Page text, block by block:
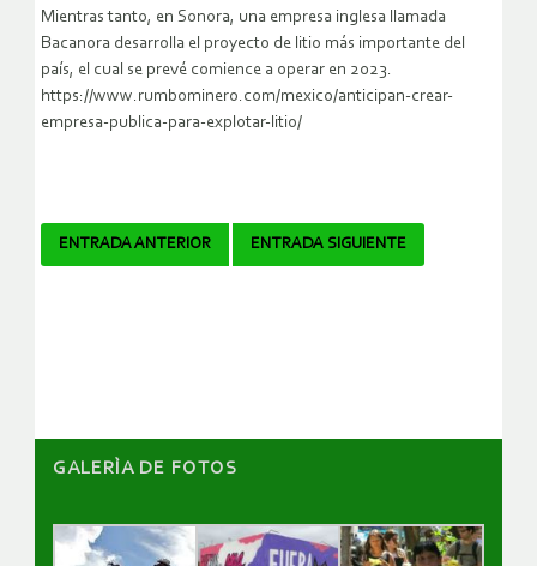
Mientras tanto, en Sonora, una empresa inglesa llamada
Bacanora desarrolla el proyecto de litio más importante del
país, el cual se prevé comience a operar en 2023.
https://www.rumbominero.com/mexico/anticipan-crear-
empresa-publica-para-explotar-litio/
Navegador
ENTRADA ANTERIOR ENTRADA SIGUIENTE
GALERÌA DE FOTOS